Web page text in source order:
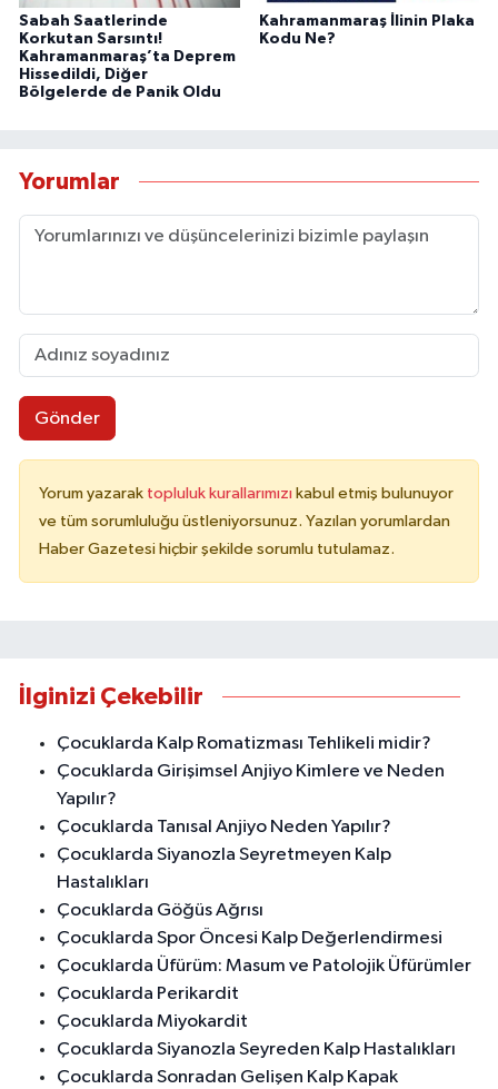
Sabah Saatlerinde
Korkutan Sarsıntı!
Kahramanmaraş’ta Deprem
Hissedildi, Diğer
Bölgelerde de Panik Oldu
Kahramanmaraş İlinin Plaka
Kodu Ne?
Yorumlar
Gönder
Yorum yazarak topluluk kurallarımızı kabul etmiş bulunuyor
ve tüm sorumluluğu üstleniyorsunuz. Yazılan yorumlardan
Haber Gazetesi hiçbir şekilde sorumlu tutulamaz.
İlginizi Çekebilir
Çocuklarda Kalp Romatizması Tehlikeli midir?
Çocuklarda Girişimsel Anjiyo Kimlere ve Neden
Yapılır?
Çocuklarda Tanısal Anjiyo Neden Yapılır?
Çocuklarda Siyanozla Seyretmeyen Kalp
Hastalıkları
Çocuklarda Göğüs Ağrısı
Çocuklarda Spor Öncesi Kalp Değerlendirmesi
Çocuklarda Üfürüm: Masum ve Patolojik Üfürümler
Çocuklarda Perikardit
Çocuklarda Miyokardit
Çocuklarda Siyanozla Seyreden Kalp Hastalıkları
Çocuklarda Sonradan Gelişen Kalp Kapak